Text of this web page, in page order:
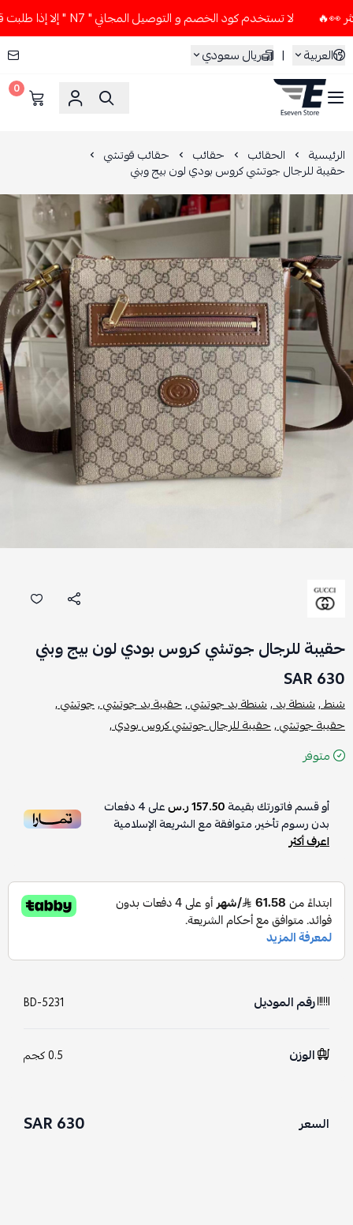
لا تستخدم كود الخصم و التوصيل المجاني " N7 " إلا إذا طلبت قطعتين أو أكثر 👀🔥
العربية
| ريال سعودي
ESEVEN STORE
0
الرئيسية الحقائب حقائب حقائب قوتشي
حقيبة للرجال جوتشي كروس بودي لون بيج وبني
حقيبة للرجال جوتشي كروس بودي لون بيج وبني
630 SAR
شنط ,شنطة يد ,شنطة يد جوتشي ,حقيبة يد جوتشي ,جوتشي ,
حقيبة جوتشي ,حقيبة للرجال جوتشي كروس بودي ,
متوفر
أو قسم فاتورتك بقيمة157.50 ر.س على4دفعات
بدون رسوم تأخير، متوافقة مع الشريعة الإسلامية
اعرف أكثر
رقم الموديل BD-5231
الوزن 0.5 كجم
السعر 630 SAR